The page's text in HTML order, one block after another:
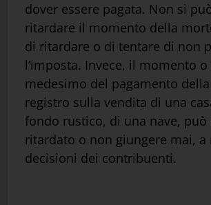
dover essere pagata. Non si
ritardare il momento della
di ritardare o di tentare di non
l’imposta. Invece, il momento
medesimo del pagamento
registro sulla vendita di una
fondo rustico, di una nave, può
ritardato o non giungere mai, a
decisioni dei contribuenti.